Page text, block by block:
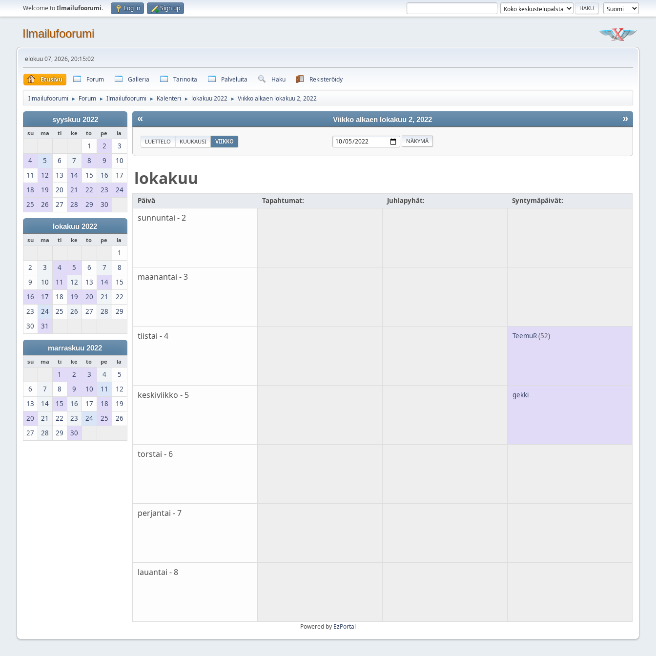
Welcome toIlmailufoorumi. Log in Sign up
Ilmailufoorumi
elokuu 07, 2026, 20:15:02
Etusivu Forum Galleria Tarinoita Palveluita Haku Rekisteröidy
Ilmailufoorumi ► Forum ► Ilmailufoorumi ► Kalenteri ► lokakuu 2022 ► Viikko alkaen lokakuu 2, 2022
syyskuu 2022
su ma ti ke to pe la
1 2
3
4
5 6 7 8 9
10
11
12 13 14 15 16
17
18
19 20 21 22 23
24
25
26 27 28 29 30
lokakuu 2022
su ma ti ke to pe la
1
2
3 4 5 6 7
8
9
10 11 12 13 14
15
16
17 18 19 20 21
22
23
24 25 26 27 28
29
30
31
marraskuu 2022
su ma ti ke to pe la
1 2 3 4
5
6
7 8 9 10 11
12
13
14 15 16 17 18
19
20
21 22 23 24 25
26
27
28 29 30
« »
Viikko alkaen lokakuu 2, 2022
LUETTELO KUUKAUSI VIIKKO
lokakuu
Päivä Tapahtumat: Juhlapyhät: Syntymäpäivät:
sunnuntai - 2
maanantai - 3
tiistai - 4 TeemuR(52)
keskiviikko - 5 gekki
torstai - 6
perjantai - 7
lauantai - 8
Powered by EzPortal